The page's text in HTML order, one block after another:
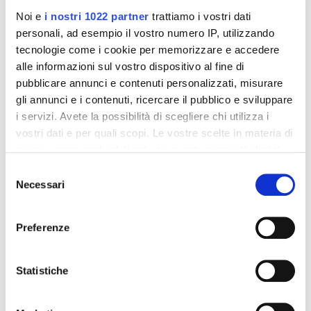
Noi e i nostri 1022 partner trattiamo i vostri dati
personali, ad esempio il vostro numero IP, utilizzando
tecnologie come i cookie per memorizzare e accedere
alle informazioni sul vostro dispositivo al fine di
pubblicare annunci e contenuti personalizzati, misurare
gli annunci e i contenuti, ricercare il pubblico e sviluppare
i servizi. Avete la possibilità di scegliere chi utilizza i
vostri dati e per quali scopi. Le vostre scelte in materia di
modificare o revocare il proprio consenso in qualsiasi
momento dalla Dichiarazione sui cookie o facendo clic
raccogliere informazioni sulla tua posizione
geografica, con un'approssimazione di qualche
delNecessari
Preferenze
Statistiche
Integratori per dimagrire
Amin 21 K al cacao - 21
Aggiungi al
Integratori per dimagrire
Amin 21 K neutro